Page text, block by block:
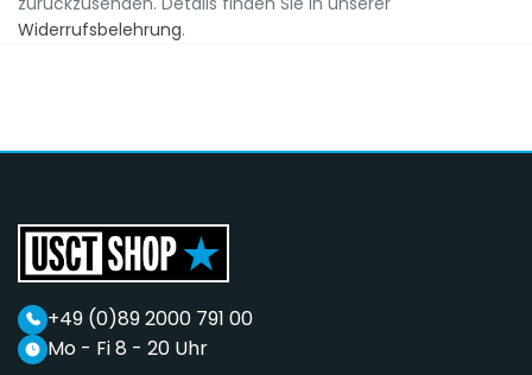
Widerrufsbelehrung.
+49 (0)89 2000 791 00
Mo - Fi 8 - 20 Uhr